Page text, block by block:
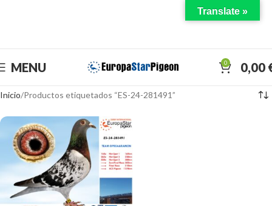
MENU 0 0,00
Inicio Productos etiquetados “ES-24-281491”
Translate »